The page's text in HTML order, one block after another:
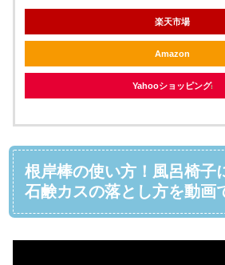
楽天市場
Amazon
Yahooショッピング
根岸棒の使い方！風呂椅子
石鹸カスの落とし方を動画